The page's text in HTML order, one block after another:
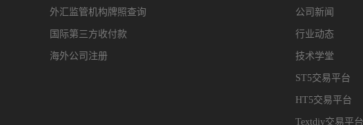
外汇监管机构牌照查询
国际第三方收付款
海外公司注册
公司新闻
行业动态
技术学堂
ST5交易平台
HT5交易平台
Textdiy交易平台